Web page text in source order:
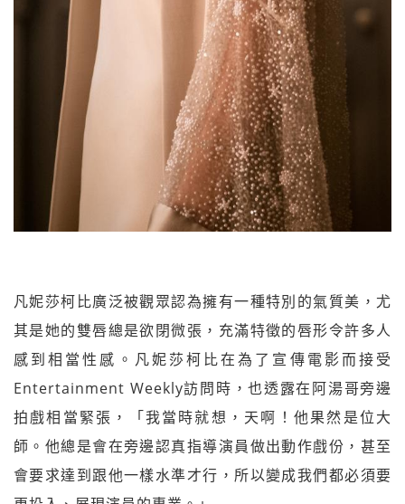
凡妮莎柯比廣泛被觀眾認為擁有一種特別的氣質美，尤
其是她的雙唇總是欲閉微張，充滿特徵的唇形令許多人
感到相當性感。凡妮莎柯比在為了宣傳電影而接受
Entertainment Weekly訪問時，也透露在阿湯哥旁邊
拍戲相當緊張，「我當時就想，天啊！他果然是位大
師。他總是會在旁邊認真指導演員做出動作戲份，甚至
會要求達到跟他一樣水準才行，所以變成我們都必須要